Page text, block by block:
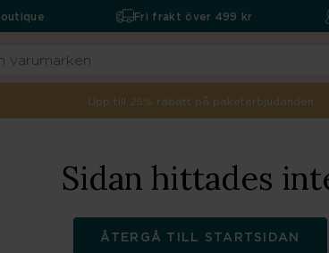
Fri frakt över 499 kr
Upp till 25% rabatt på paketerbjudanden
Sidan hittades
ÅTERGÅ TILL STARTSIDAN